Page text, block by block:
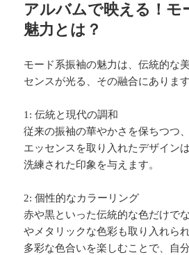
アルバムで映える！モ
魅力とは？
モード系振袖の魅力は、伝統的な
センスが光る、その融合にあります
1: 伝統と現代の調和
従来の振袖の華やかさを保ちつつ
エッセンスを取り入れたデザイン
洗練された印象を与えます。
2: 個性的なカラーリング
赤や黒といった伝統的な色だけで
やメタリックな色彩も取り入れら
多彩な色合いを楽しむことで、自